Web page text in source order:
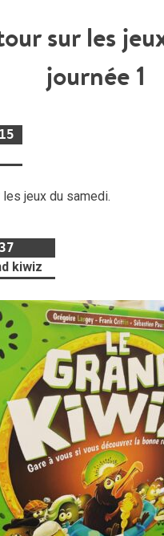
sur les
journée 1
les jeux du samedi.
kiwiz